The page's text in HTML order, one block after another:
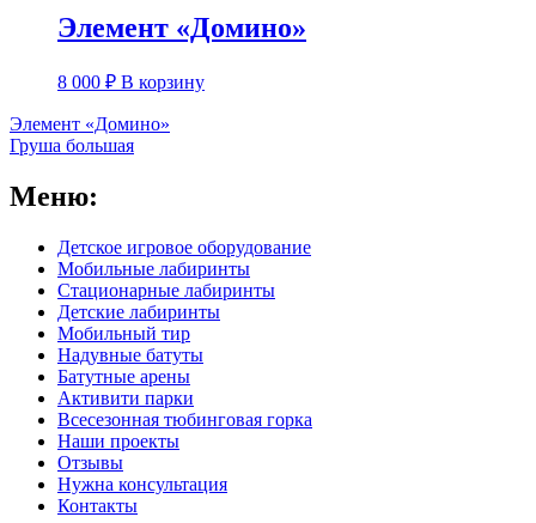
Элемент «Домино»
8 000 ₽ В корзину
Навигация
по
записям
Элемент «Домино»
Груша большая
Меню:
Детское игровое оборудование
Мобильные лабиринты
Стационарные лабиринты
Детские лабиринты
Мобильный тир
Надувные батуты
Батутные арены
Активити парки
Всесезонная тюбинговая горка
Наши проекты
Отзывы
Нужна консультация
Контакты